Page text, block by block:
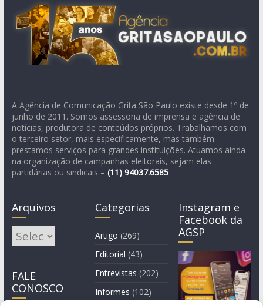
A Agência de Comunicação Grita São Paulo existe desde 1º de
junho de 2011. Somos assessoria de imprensa e agência de
notícias, produtora de conteúdos próprios. Trabalhamos com
o terceiro setor, mais especificamente, mas também
prestamos serviços para grandes instituições. Atuamos ainda
na organização de campanhas eleitorais, sejam elas
partidárias ou sindicais – (11) 94037.6585
Arquivos
Arquivos
FALE
CONOSCO
Categorias
Artigo (269)
Editorial (43)
Entrevistas (202)
Informes (102)
Instagram e
Facebook da
AGSP